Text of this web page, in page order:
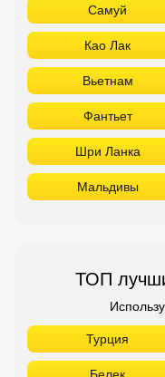
Мальдивы
ТОП
Турция
Белек
Хургада
ОАЭ
Дубай